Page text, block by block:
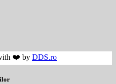
❤️ by DDS.ro